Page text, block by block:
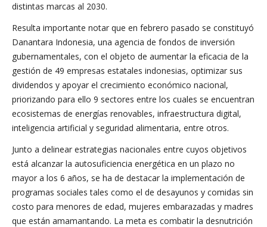
distintas marcas al 2030.
Resulta importante notar que en febrero pasado se constituyó
Danantara Indonesia, una agencia de fondos de inversión
gubernamentales, con el objeto de aumentar la eficacia de la
gestión de 49 empresas estatales indonesias, optimizar sus
dividendos y apoyar el crecimiento económico nacional,
priorizando para ello 9 sectores entre los cuales se encuentran
ecosistemas de energías renovables, infraestructura digital,
inteligencia artificial y seguridad alimentaria, entre otros.
Junto a delinear estrategias nacionales entre cuyos objetivos
está alcanzar la autosuficiencia energética en un plazo no
mayor a los 6 años, se ha de destacar la implementación de
programas sociales tales como el de desayunos y comidas sin
costo para menores de edad, mujeres embarazadas y madres
que están amamantando. La meta es combatir la desnutrición